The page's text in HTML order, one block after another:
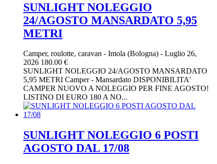
SUNLIGHT NOLEGGIO
24/AGOSTO MANSARDATO 5,95
METRI
Camper, roulotte, caravan - Imola (Bologna) - Luglio 26,
2026 180.00 €
SUNLIGHT NOLEGGIO 24/AGOSTO MANSARDATO
5,95 METRI Camper - Mansardato DISPONIBILITA'
CAMPER NUOVO A NOLEGGIO PER FINE AGOSTO!
LISTINO DI EURO 180 A NO...
SUNLIGHT NOLEGGIO 6 POSTI
AGOSTO DAL 17/08